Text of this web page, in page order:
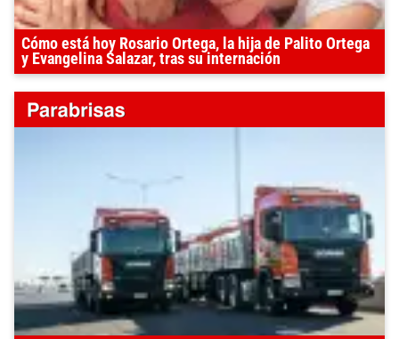
Cómo está hoy Rosario Ortega, la hija de Palito Ortega
y Evangelina Salazar, tras su internación